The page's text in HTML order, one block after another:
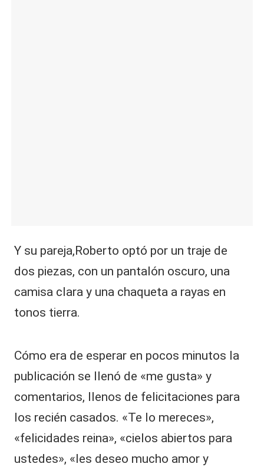
Y su pareja,Roberto optó por un traje de
dos piezas, con un pantalón oscuro, una
camisa clara y una chaqueta a rayas en
tonos tierra.
Cómo era de esperar en pocos minutos la
publicación se llenó de «me gusta» y
comentarios, llenos de felicitaciones para
los recién casados. «Te lo mereces»,
«felicidades reina», «cielos abiertos para
ustedes», «les deseo mucho amor y